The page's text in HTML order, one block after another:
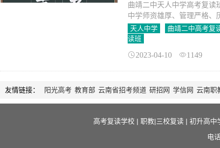
曲靖二中天人中学高考复读
中学师资雄厚、管理严格、
天人中学
曲靖二中高考复
读班
2023-04-10 1149
友情链接： 阳光高考 教育部 云南省招考频道 研招网 学信网 云南职
高考复读学校| 职教|三校复读| 初升高中
电